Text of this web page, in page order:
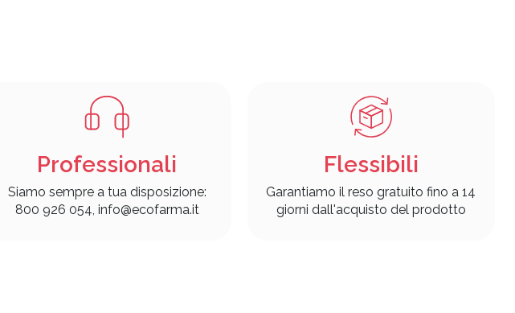
Professionali
Siamo sempre a tua disposizione:
800 926 054, info@ecofarma.it
Flessibili
Garantiamo il reso gratuito fino a 14
giorni dall'acquisto del prodotto